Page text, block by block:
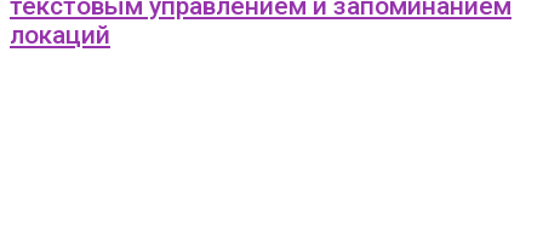
текстовым управлением и запоминанием
локаций